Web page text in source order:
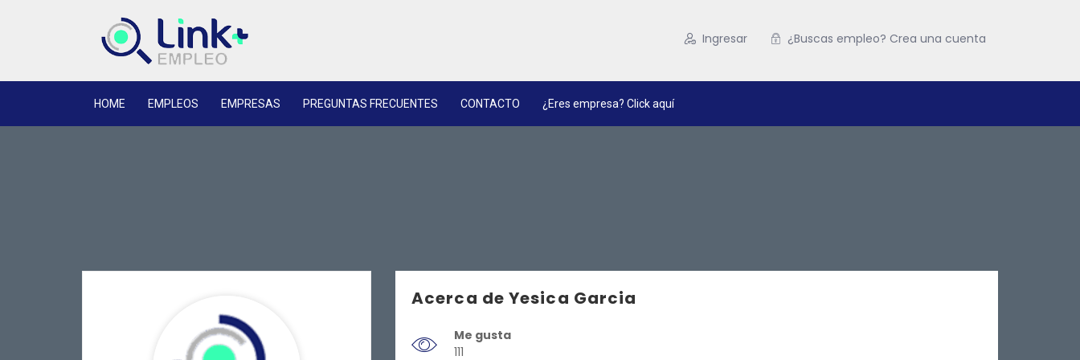
Ingresar ¿Buscas empleo? Crea una cuenta
HOME EMPLEOS EMPRESAS PREGUNTAS FRECUENTES CONTACTO ¿Eres empresa? Click aquí
Acerca de Yesica Garcia
Me gusta
111